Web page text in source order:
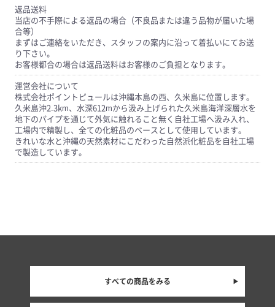
返品送料
当店の不手際による返品の場合（不良品または違う品物が届いた場
合等）
まずはご連絡をいただき、スタッフの案内に沿って着払いにてお送
り下さい。
お客様都合の場合は返品送料はお客様のご負担となります。
運営会社について
株式会社ポイントピュールは沖縄本島の西、久米島に位置します。
久米島沖2.3km、水深612mから汲み上げられた久米島海洋深層水を
地下のパイプを通じて外気に触れること無く自社工場へ汲み入れ、
工場内で精製し、全ての化粧品のベースとして使用しています。
きれいな水と沖縄の天然素材にこだわった自然派化粧品を自社工場
で製造しています。
すべての商品をみる